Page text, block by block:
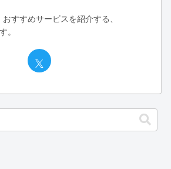
すすめサービスを紹介する、
。